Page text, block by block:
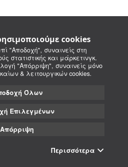
cookies
"Αποδοχή", συναινείς στη
στατιστικής και μάρκετινγκ.
"Απόρριψη", συναινείς μόνο
& λειτουργικών cookies.
Όλων
Επιλεγμένων
Απόρριψη
Περισσότερα